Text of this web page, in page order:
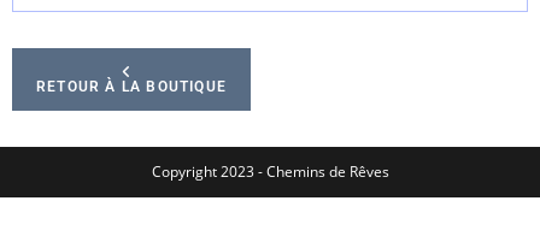
RETOUR À LA BOUTIQUE
Copyright 2023 - Chemins de Rêves